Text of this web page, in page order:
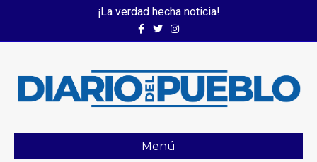
¡La verdad hecha noticia!
FacebookTwitterInstagram
Menú